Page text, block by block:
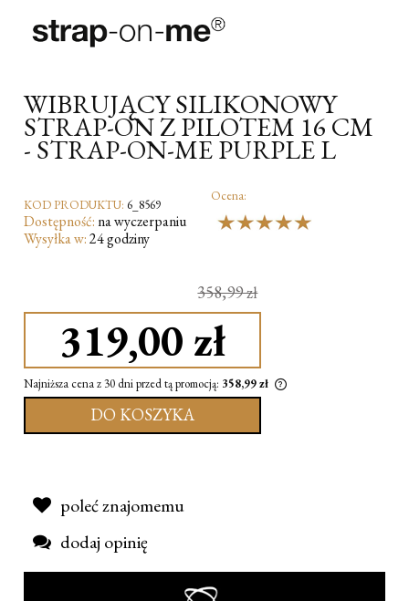
WIBRUJĄCY SILIKONOWY
STRAP-ON Z PILOTEM 16 CM
- STRAP-ON-ME PURPLE L
KOD PRODUKTU: 6_8569
Dostępność: na wyczerpaniu
Wysyłka w:24 godziny
Ocena:
358,99 zł
319,00 zł
Najniższa cena z 30 dni przed tą promocją: 358,99 zł
DO KOSZYKA
poleć znajomemu
dodaj opinię